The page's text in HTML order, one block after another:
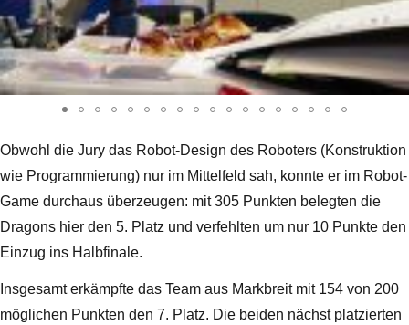
Obwohl die Jury das Robot-Design des Roboters (Konstruktion
wie Programmierung) nur im Mittelfeld sah, konnte er im Robot-
Game durchaus überzeugen: mit 305 Punkten belegten die
Dragons hier den 5. Platz und verfehlten um nur 10 Punkte den
Einzug ins Halbfinale.
Insgesamt erkämpfte das Team aus Markbreit mit 154 von 200
möglichen Punkten den 7. Platz. Die beiden nächst platzierten